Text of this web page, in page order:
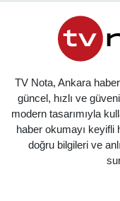
TV Nota, Ankara
güncel, hızlı ve
modern tasarımıyla
haber okumayı keyifli
doğru bilgileri ve